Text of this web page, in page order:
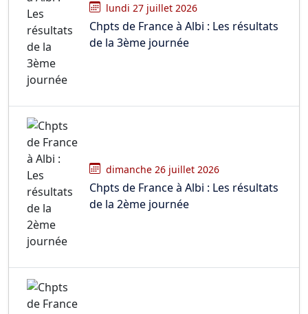
lundi 27 juillet 2026
Chpts de France à Albi : Les résultats
de la 3ème journée
dimanche 26 juillet 2026
Chpts de France à Albi : Les résultats
de la 2ème journée